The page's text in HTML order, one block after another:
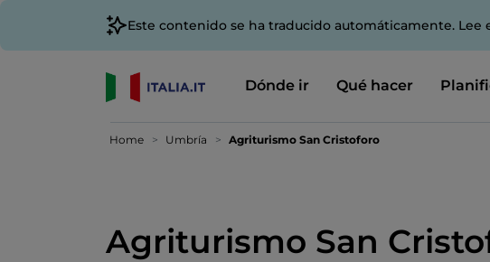
Este contenido se ha traducido automáticamente. Lee
Dónde ir Qué hacer
Home Umbría Agriturismo San Cristoforo
Agriturismo San